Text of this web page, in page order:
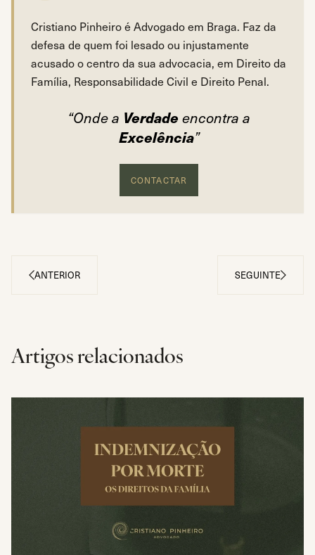
A identificação exige nome, domicílio fiscal,
O processo contra o titular é arquivado quando se
A pessoa coletiva é obrigada a identificar o
O incumprimento dessa obrigação constitui
Imputar falsamente a infração a terceiro pode
Cristiano Pinheiro é Advogado em Braga. Faz da
defesa de quem foi lesado ou injustamente
acusado o centro da sua advocacia, em Direito da
Família, Responsabilidade Civil e Direito Penal.
“Onde a Verdadeencontra a
Excelência”
CONTACTAR
ANTERIOR SEGUINTE
Artigos relacionados